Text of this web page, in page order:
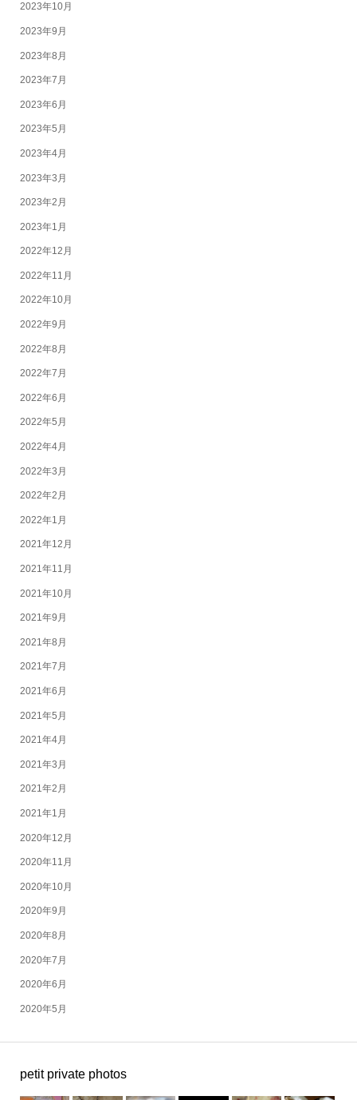
2023年10月
2023年9月
2023年8月
2023年7月
2023年6月
2023年5月
2023年4月
2023年3月
2023年2月
2023年1月
2022年12月
2022年11月
2022年10月
2022年9月
2022年8月
2022年7月
2022年6月
2022年5月
2022年4月
2022年3月
2022年2月
2022年1月
2021年12月
2021年11月
2021年10月
2021年9月
2021年8月
2021年7月
2021年6月
2021年5月
2021年4月
2021年3月
2021年2月
2021年1月
2020年12月
2020年11月
2020年10月
2020年9月
2020年8月
2020年7月
2020年6月
2020年5月
petit private photos